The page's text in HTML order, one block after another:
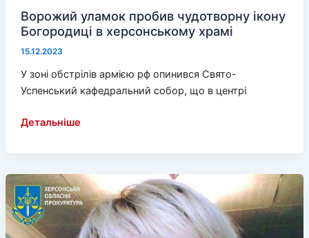
Ворожий уламок пробив чудотворну ікону
Богородиці в херсонському храмі
15.12.2023
У зоні обстрілів армією рф опинився Свято-
Успенський кафедральний собор, що в центрі
Ворожий
чудотворну
ікону
Богородиці
в
Детальніше